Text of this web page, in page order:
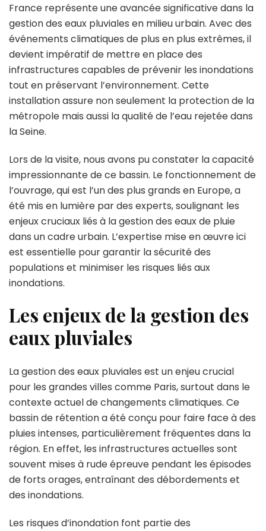
rétention
des
eaux
de
pluie
du
Stade
de
France
France représente une avancée significative dans la
gestion des eaux pluviales en milieu urbain. Avec des
événements climatiques de plus en plus extrêmes, il
devient impératif de mettre en place des
infrastructures capables de prévenir les inondations
tout en préservant l’environnement. Cette
installation assure non seulement la protection de la
métropole mais aussi la qualité de l’eau rejetée dans
la Seine.
Lors de la visite, nous avons pu constater la capacité
impressionnante de ce bassin. Le fonctionnement de
l’ouvrage, qui est l’un des plus grands en Europe, a
été mis en lumière par des experts, soulignant les
enjeux cruciaux liés à la gestion des eaux de pluie
dans un cadre urbain. L’expertise mise en œuvre ici
est essentielle pour garantir la sécurité des
populations et minimiser les risques liés aux
inondations.
Les enjeux de la gestion des
eaux pluviales
La gestion des eaux pluviales est un enjeu crucial
pour les grandes villes comme Paris, surtout dans le
contexte actuel de changements climatiques. Ce
bassin de rétention a été conçu pour faire face à des
pluies intenses, particulièrement fréquentes dans la
région. En effet, les infrastructures actuelles sont
souvent mises à rude épreuve pendant les épisodes
de forts orages, entraînant des débordements et
des inondations.
Les risques d’inondation font partie des